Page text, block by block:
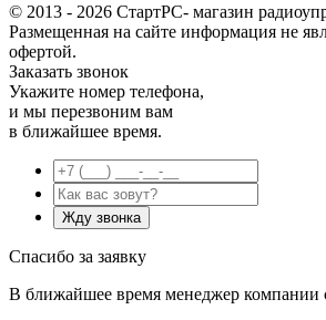
© 2013 - 2026 СтартРС- магазин
Размещенная на сайте информация не
офертой.
Заказать звонок
Укажите номер телефона,
и мы перезвоним вам
в ближайшее время.
Спасибо за заявку
В ближайшее время менеджер компании